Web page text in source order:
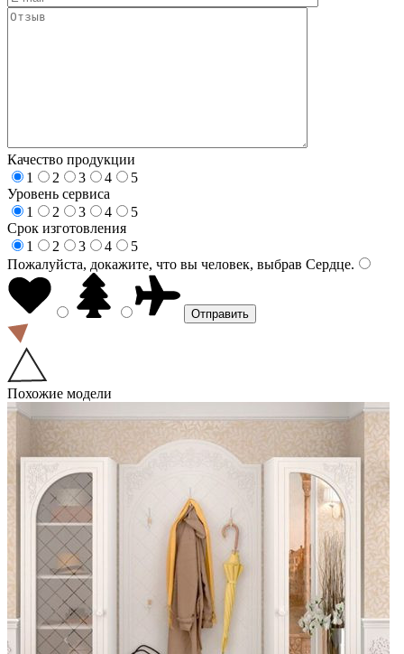
Качество продукции
1
2 3 4
5
Уровень сервиса
1
2 3 4
5
Срок изготовления
1
2 3 4
5
Пожалуйста, докажите, что вы человек, выбрав Сердце.
Похожие модели